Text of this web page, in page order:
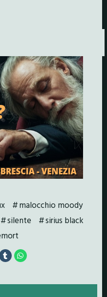
malocchio moody
silente
sirius black